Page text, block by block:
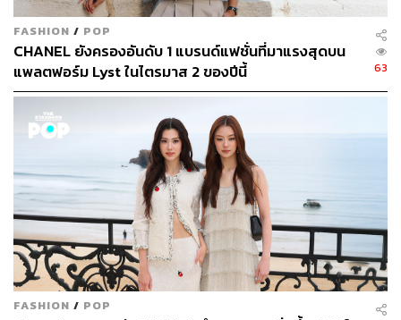
ทศวรรษ 1980 เป็นช่วงเวลาสำคัญที่ Karl Lagerfeld หันมา
ฟื้นฟูและตีความการออกแบบสไตล์คลาสสิกของ
CHANELเสียใหม่ และได้แนะนำ Classic Flap Bag โดยเพิ่ม
ตัวล็อก CC ซึ่งกลายเป็นเอกลักษณ์ของ CHANELจนถึง
ปัจจุบัน ดังนั้นยุค 80 จึงเป็นทศวรรษแห่งการเปลี่ยนแปลงผสม
ผสานระหว่างความทันสมัยและสง่างามคลาสสิกเข้าด้วยกัน
และยังต่อเนื่องไปสู่ยุค 90 ด้วยคอลเล็กชันที่โดดเด่นและ
สร้างสรรค์ ผสมผสานองค์ประกอบของ CHANELแบบดั้งเดิม
เข้ากับความล้ำสมัยอย่างเช่นกระเป๋า CHANELCamera,
CHANELVanity Case, CHANELDiana
FASHION / POP
CHANEL ยังครองอันดับ 1 แบรนด์แฟชั่นที่มาแรงสุดบน
แพลตฟอร์ม Lyst ในไตรมาส 2 ของปีนี้
63
FASHION / POP